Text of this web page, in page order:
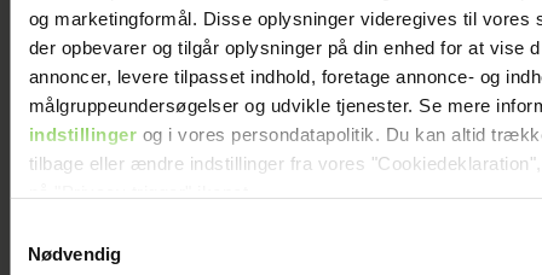
og marketingformål. Disse oplysninger videregives til vores
der opbevarer og tilgår oplysninger på din enhed for at vise
annoncer, levere tilpasset indhold, foretage annonce- og
målgruppeundersøgelser og udvikle tjenester. Se mere
indstillingerog i vores persondatapolitik. Du kan altid
tilbage eller ændre indstillinger fra vores
Dine valg anvendes på hele websitet.
Nødvendig
Romantik på Smukfest: Sådan scorede